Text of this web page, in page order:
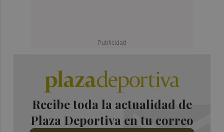
Recibe toda la actualidad de
Plaza Deportiva en tu correo